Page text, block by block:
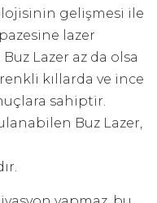
gelişmesi ile
lazer
Lazer az da olsa
kıllarda ve ince
sahiptir.
Buz Lazer,